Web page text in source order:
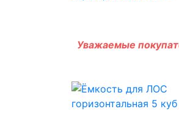
Уважаемые